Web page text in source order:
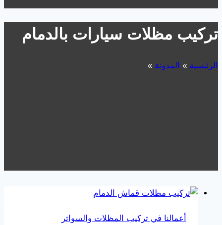
تركيب مظلات سيارات بالدمام
الرئيسية » المدونة »
أعمالنا في تركيب المظلات والسواتر